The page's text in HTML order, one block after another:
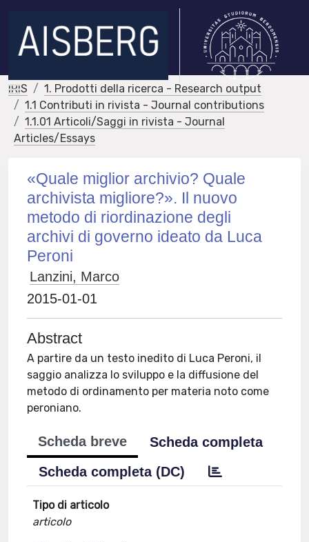
IRIS
1. Prodotti della ricerca - Research output
1.1 Contributi in rivista - Journal contributions
1.1.01 Articoli/Saggi in rivista - Journal
Articles/Essays
«Quale miglior archivio? Quale
archivista migliore?». Il nuovo
metodo di riordinazione degli
archivi di governo ideato da Luca
Peroni
Lanzini, Marco
2015-01-01
Abstract
A partire da un testo inedito di Luca Peroni, il
saggio analizza lo sviluppo e la diffusione del
metodo di ordinamento per materia noto come
peroniano.
Scheda breve
Scheda completa
Scheda completa (DC)
Tipo di articolo
articolo